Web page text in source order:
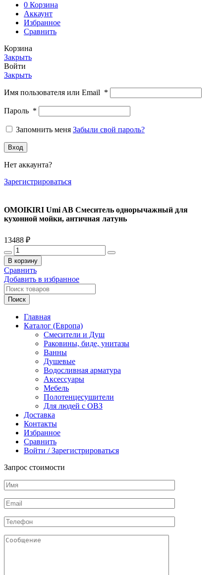
0 Корзина
Аккаунт
Избранное
Сравнить
Корзина
Закрыть
Войти
Закрыть
Имя пользователя или Email *
Пароль *
Запомнить меня Забыли свой пароль?
Вход
Нет аккаунта?
Зарегистрироваться
OMOIKIRI Umi AB Смеситель однорычажный для
кухонной мойки, античная латунь
13488 ₽
Количество
товара
OMOIKIRI
Umi
AB
Смеситель
однорычажный
кухонной
мойки,
античная
латунь
В корзину
Сравнить
Добавить в избранное
Поиск
Главная
Каталог (Европа)
Смесители и Душ
Раковины, биде, унитазы
Ванны
Душевые
Водосливная арматура
Аксессуары
Мебель
Полотенцесушители
Для людей с ОВЗ
Доставка
Контакты
Избранное
Сравнить
Войти / Зарегистрироваться
Запрос стоимости